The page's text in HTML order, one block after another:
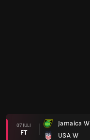
07 JULI
FT
Jamaica W
USA W